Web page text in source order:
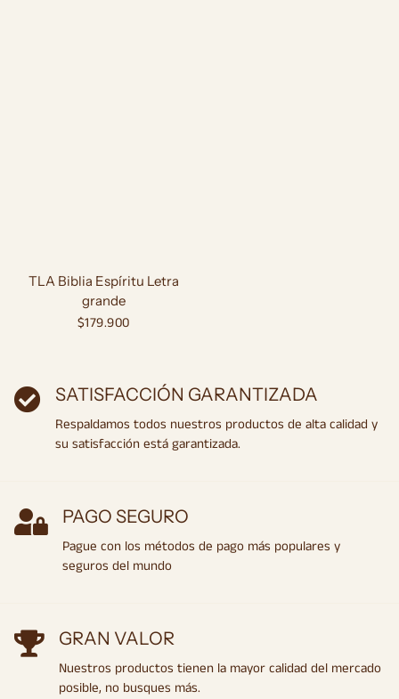
TLA Biblia Espíritu Letra
grande
Precio
$179.900
SATISFACCIÓN GARANTIZADA
Respaldamos todos nuestros productos de alta calidad y
su satisfacción está garantizada.
PAGO SEGURO
Pague con los métodos de pago más populares y
seguros del mundo
GRAN VALOR
Nuestros productos tienen la mayor calidad del mercado
posible, no busques más.